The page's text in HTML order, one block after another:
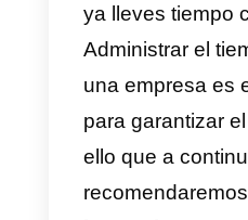
que contar
digitales.
gestionar
una
tu empresa